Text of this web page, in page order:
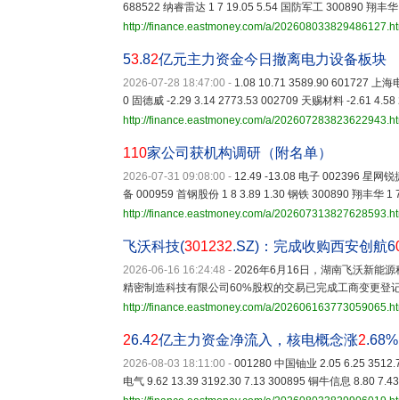
688522 纳睿雷达 1 7 19.05 5.54 国防军工 300890 翔丰
http://finance.eastmoney.com/a/
53.82亿元主力资金今日撤离电力设备板块
2026-07-28 18:47:00 - 1.08 10.71 3589.90 601727 上海
0 固德威 -2.29 3.14 2773.53 002709 天赐材料 -2.61
http://finance.eastmoney.com/a/
110家公司获机构调研（附名单）
2026-07-31 09:08:00 - 12.49 -13.08 电子 002396 星网
备 000959 首钢股份 1 8 3.89 1.30 钢铁 300890 翔丰华 1
http://finance.eastmoney.com/a/
飞沃科技(301232.SZ)：完成收购西安创航6
2026-06-16 16:24:48 - 2026年6月16日，湖南飞沃新能源
精密制造科技有限公司60%股权的交易已完成工商变更登
http://finance.eastmoney.com/a/
26.42亿主力资金净流入，核电概念涨2.68%
2026-08-03 18:11:00 - 001280 中国铀业 2.05 6.25
电气 9.62 13.39 3192.30 7.13 300895 铜牛信息 8.80